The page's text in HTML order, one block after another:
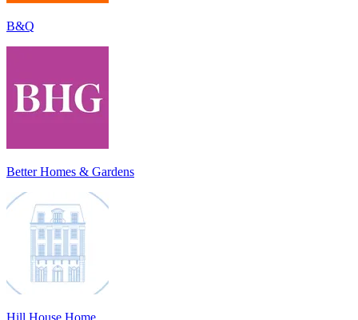
B&Q
Better Homes & Gardens
Hill House Home